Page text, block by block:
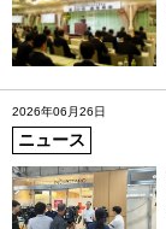
2026年06月26日
ニュース